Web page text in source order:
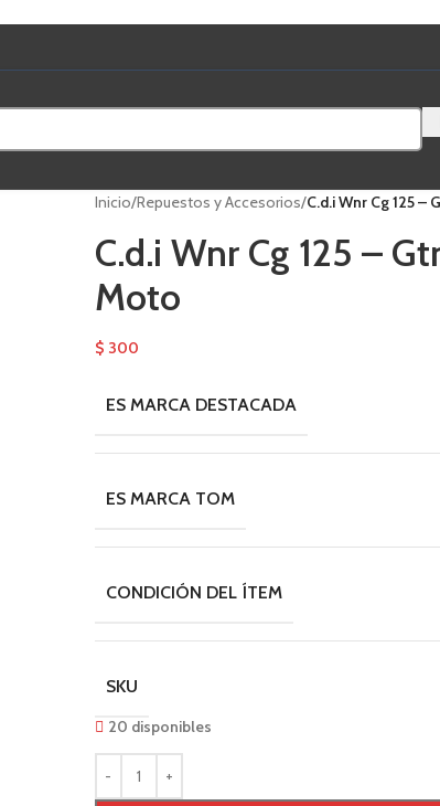
Inicio/Repuestos y Accesorios/C.d.i Wnr Cg 125
C.d.i Wnr Cg 125 –
Moto
$ 300
ES MARCA DESTACADA
ES MARCA TOM
CONDICIÓN DEL ÍTEM
SKU
20 disponibles